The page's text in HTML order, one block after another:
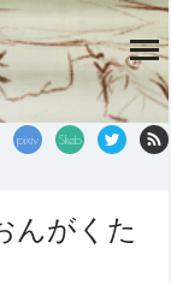
んがくた